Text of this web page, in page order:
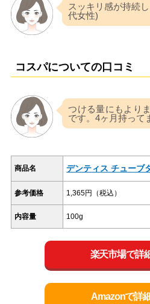
スッキリ感が持続
代女性)
コスパについての口コミ
つける量にもより
です。4ヶ月持って
商品名 デンティス チューブ
参考価格 1,365円（税込）
内容量 100g
楽天市場で詳
Amazonで詳